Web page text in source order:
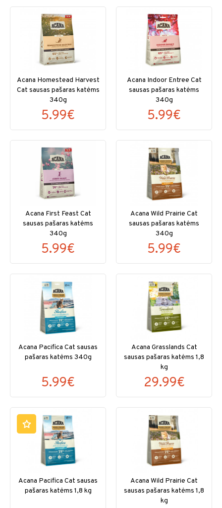
Acana Homestead Harvest
Cat sausas pašaras katėms
340g
5.99€
Acana Indoor Entree Cat
sausas pašaras katėms
340g
5.99€
Acana First Feast Cat
sausas pašaras katėms
340g
5.99€
Acana Wild Prairie Cat
sausas pašaras katėms
340g
5.99€
Acana Pacifica Cat sausas
pašaras katėms 340g
5.99€
Acana Grasslands Cat
sausas pašaras katėms 1,8
kg
29.99€
Acana Pacifica Cat sausas
pašaras katėms 1,8 kg
Acana Wild Prairie Cat
sausas pašaras katėms 1,8
kg